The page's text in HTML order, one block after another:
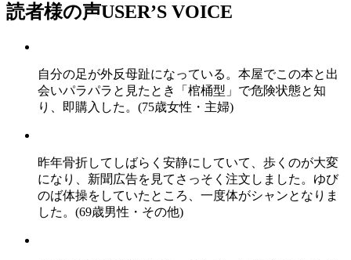
読者様の声USER’S VOICE
自分の足が外反母趾になっている。本屋でこの本と出
会いパラパラと見たとき「棺桶型」で危険状態と知
り、即購入した。(75歳女性・主婦)
昨年骨折してしばらく安静にしていて、歩くのが大変
になり、新聞広告を見てさっそく注文しました。ゆび
のば体操をしていたところ、一度体がシャンとなりま
した。(69歳男性・その他)